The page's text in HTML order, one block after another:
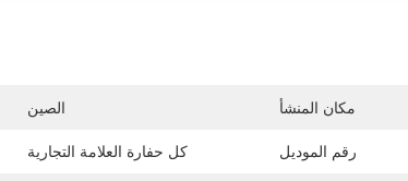
مكان المنشأ الصين
رقم الموديل كل حفارة العلامة التجارية